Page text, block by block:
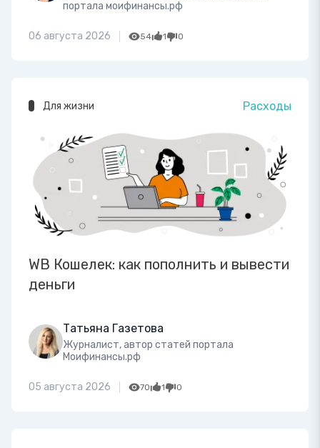
портала моифинансы.рф
06 августа 2026 54 1 0
Для жизни Расходы
WB Кошелек: как пополнить и вывести
деньги
Татьяна Газетова
Журналист, автор статей портала
Моифинансы.рф
05 августа 2026 70 1 0